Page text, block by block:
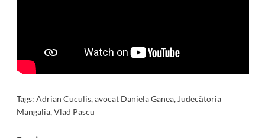
Tags: Adrian Cuculis,avocat Daniela Ganea, Judecătoria
Mangalia,Vlad Pascu